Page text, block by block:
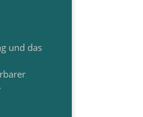
und das